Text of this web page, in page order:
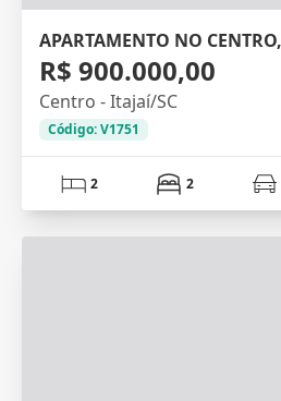
APARTAMENTO NO
R$ 900.000,00
Centro - Itajaí/SC
Código: V1751
2 2